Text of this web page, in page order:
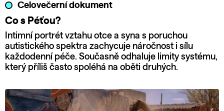
Celovečerní dokument
Co s Péťou?
Intimní portrét vztahu otce a syna s poruchou
autistického spektra zachycuje náročnost i sílu
každodenní péče. Současně odhaluje limity systému,
který příliš často spoléhá na oběti druhých.